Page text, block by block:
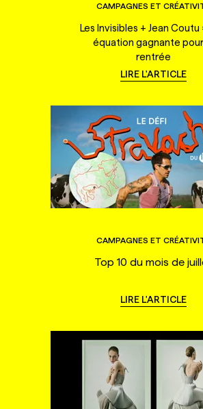
CAMPAGNES ET
Les Invisibles + Jean Coutu
équation gagnante
rentrée
LIRE L'ARTICLE
CAMPAGNES ET
Top 10 du mois de
LIRE L'ARTICLE